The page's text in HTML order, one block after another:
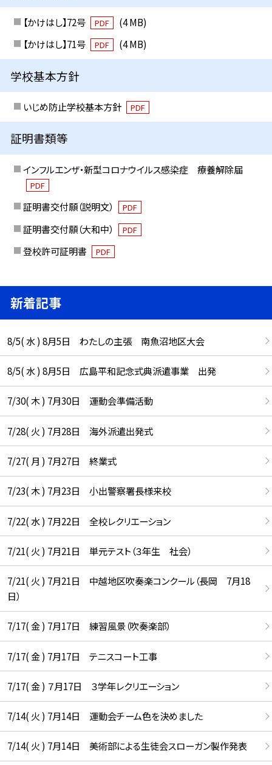
【かけはし】72号 PDF
(4 MB)
【かけはし】71号
PDF (4 MB)
学校基本方針
いじめ防止学校基本方針 PDF
証明書類等
インフルエンザ・新型コロナウイルス感染症 療養解除届
PDF
証明書交付願（説明文） PDF
証明書交付願（大和中） PDF
登校許可証明書 PDF
新着記事
8/5( 水 ) 8月5日 わたしの主張 南魚沼地区大会
8/5( 水 ) 8月5日 広島平和記念式典派遣事業 出発
7/30( 木 ) 7月30日 運動会準備活動
7/28( 火 ) 7月28日 海外派遣出発式
7/27( 月 ) 7月27日 終業式
7/23( 木 ) 7月23日 小出警察署長様来校
7/22( 水 ) 7月22日 全校レクリエーション
7/21( 火 ) 7月21日 単元テスト（３年生 社会）
7/21( 火 ) 7月21日 中越地区吹奏楽コンクール（長岡 7月18
日）
7/17( 金 ) 7月17日 練習風景（吹奏楽部）
7/17( 金 ) 7月17日 テニスコート工事
7/17( 金 ) ７月17日 ３学年レクリエーション
7/14( 火 ) 7月14日 運動会チーム色を決めました
7/14( 火 ) 7月14日 美術部による生徒会スローガン製作発表